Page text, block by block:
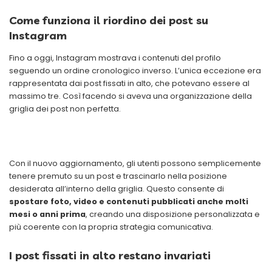
Come funziona il riordino dei post su
Instagram
Fino a oggi, Instagram mostrava i contenuti del profilo
seguendo un ordine cronologico inverso. L’unica eccezione era
rappresentata dai post fissati in alto, che potevano essere al
massimo tre. Così facendo si aveva una organizzazione della
griglia dei post non perfetta.
Con il nuovo aggiornamento, gli utenti possono semplicemente
tenere premuto su un post e trascinarlo nella posizione
desiderata all’interno della griglia. Questo consente di
spostare foto, video e contenuti pubblicati anche molti
mesi o anni prima, creando una disposizione personalizzata e
più coerente con la propria strategia comunicativa.
I post fissati in alto restano invariati